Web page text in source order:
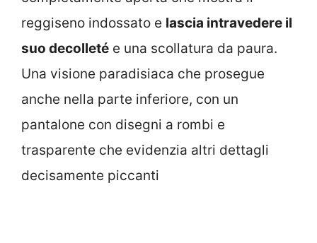
reggiseno indossato e lascia intravedere il
suo decolleté e una scollatura da paura.
Una visione paradisiaca che prosegue
anche nella parte inferiore, con un
pantalone con disegni a rombi e
trasparente che evidenzia altri dettagli
decisamente piccanti